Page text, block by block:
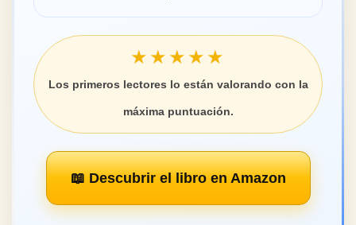
★★★★★
Los primeros lectores lo están valorando con la
máxima puntuación.
📖 Descubrir el libro en Amazon